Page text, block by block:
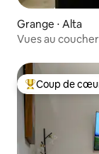
Grange ⋅ Alta
Vues au
Coups de cœur
Coup de